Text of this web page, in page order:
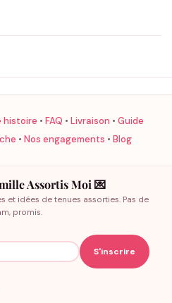
histoire • FAQ • Livraison • Guide
• Nos engagements • Blog
Assortis Moi 💌
et idées de tenues assorties. Pas de
promis.